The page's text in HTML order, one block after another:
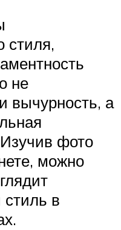
стиля,
не
вычурность, а
фото
можно
в